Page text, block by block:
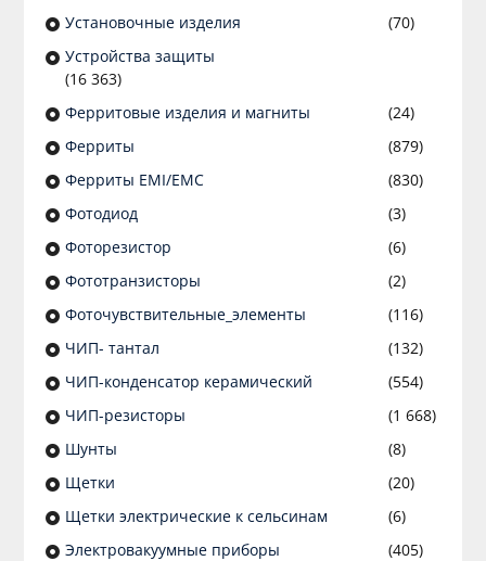
Установочные изделия
(70)
Устройства защиты
(16 363)
Ферритовые изделия и магниты
(24)
Ферриты
(879)
Ферриты EMI/EMC
(830)
Фотодиод
(3)
Фоторезистор
(6)
Фототранзисторы
(2)
Фоточувствительные_элементы
(116)
ЧИП- тантал
(132)
ЧИП-конденсатор керамический
(554)
ЧИП-резисторы
(1 668)
Шунты
(8)
Щетки
(20)
Щетки электрические к сельсинам
(6)
Электровакуумные приборы
(405)